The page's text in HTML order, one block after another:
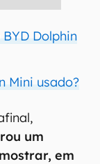
Dolphin
Mini usado?
um
mostrar, em